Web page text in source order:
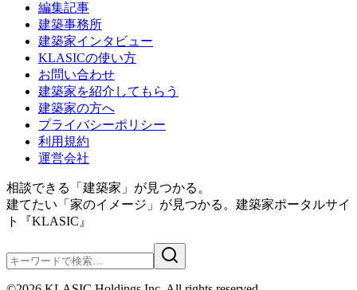
編集記事
建築事務所
建築家インタビュー
KLASICの使い方
お問い合わせ
建築家を紹介してもらう
建築家の方へ
プライバシーポリシー
利用規約
運営会社
相談できる「建築家」が見つかる。
建てたい「家のイメージ」が見つかる。 建築家ポータルサイ
ト『KLASIC』